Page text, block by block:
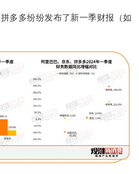
多多纷纷发布了新一季财报（如